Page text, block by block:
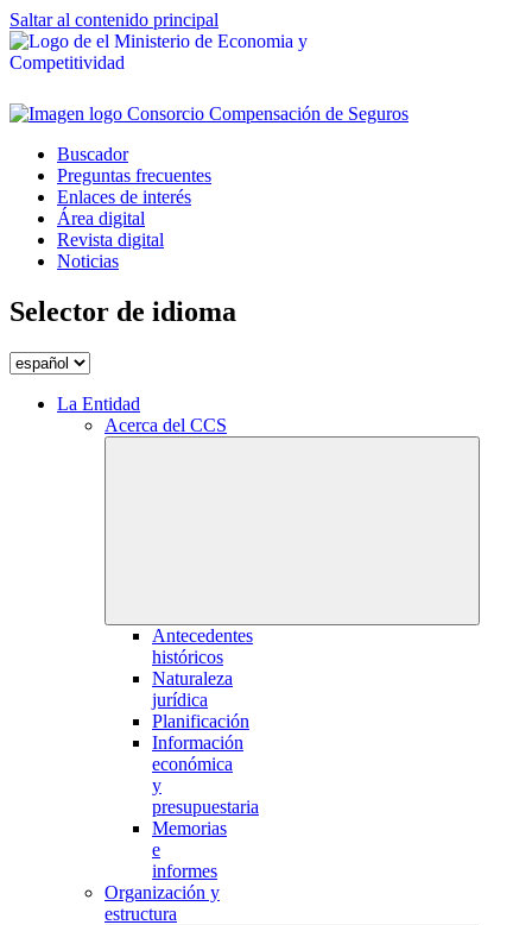
Saltar al contenido principal
Buscador
Preguntas frecuentes
Enlaces de interés
Área digital
Revista digital
Noticias
Selector de idioma
La Entidad
Acerca del CCS
Antecedentes
históricos
Naturaleza
jurídica
Planificación
Información
económica
y
presupuestaria
Memorias
e
informes
Organización y
estructura